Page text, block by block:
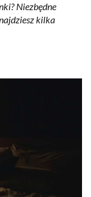
Niezbędne
kilka